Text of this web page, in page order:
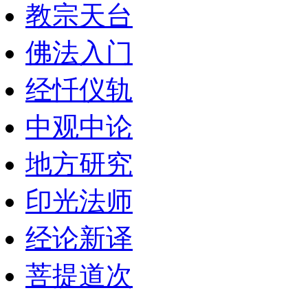
教宗天台
佛法入门
经忏仪轨
中观中论
地方研究
印光法师
经论新译
菩提道次